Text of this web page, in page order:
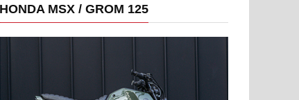
HONDA MSX / GROM 125